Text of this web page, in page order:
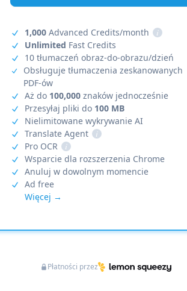
1,000 Advanced Credits/month
i
Unlimited Fast Credits
10 tłumaczeń obraz-do-obrazu/dzień
Obsługuje tłumaczenia zeskanowanych
PDF-ów
Aż do 100,000 znaków jednocześnie
Przesyłaj pliki do 100 MB
Nielimitowane wykrywanie AI
Translate Agent
i
Pro OCR
i
Wsparcie dla rozszerzenia Chrome
Anuluj w dowolnym momencie
Ad free
Więcej →
Płatności przez